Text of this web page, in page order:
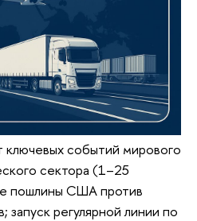
событий мирового
сектора (1–25
пошлины США против
запуск регулярной линии по